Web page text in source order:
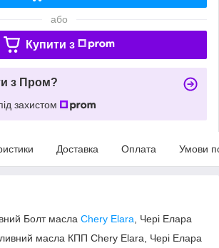
або
Купити з
з Пром?
захистом
Доставка Оплата Умови
Болт масла Chery Elara , Чері Елара
масла КПП Chery Elara, Чері Елара